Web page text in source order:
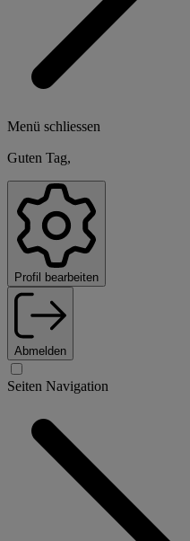
Menü schliessen
Guten Tag,
Profil bearbeiten
Abmelden
Seiten Navigation